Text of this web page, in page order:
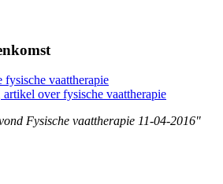
vaattherapie
over fysische vaattherapie
Fysische vaattherapie 11-04-2016"